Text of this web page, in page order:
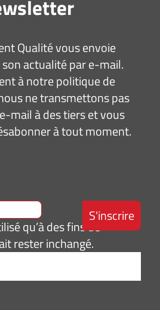
Qualité vous envoie
actualité par e-mail.
à notre politique de
ne transmettons pas
mail à des tiers et vous
à tout moment.
qu’à des fins de
rester inchangé.